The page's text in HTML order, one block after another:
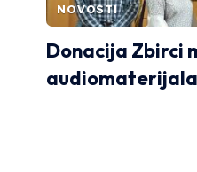
NOVOSTI
Donacija Zbirci
audiomaterijala